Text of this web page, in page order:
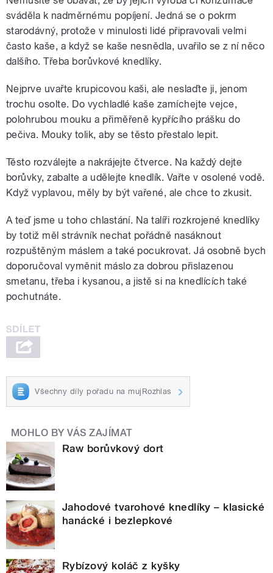
sváděla k nadměrnému popíjení. Jedná se o pokrm
starodávný, protože v minulosti lidé připravovali velmi
často kaše, a když se kaše nesnědla, uvařilo se z ní něco
dalšího. Třeba borůvkové knedlíky.
Nejprve uvařte krupicovou kaši, ale neslaďte ji, jenom
trochu osolte. Do vychladlé kaše zamíchejte vejce,
polohrubou mouku a přiměřeně kypřícího prášku do
pečiva. Mouky tolik, aby se těsto přestalo lepit.
Těsto rozválejte a nakrájejte čtverce. Na každý dejte
borůvky, zabalte a udělejte knedlík. Vařte v osolené vodě.
Když vyplavou, měly by být vařené, ale chce to zkusit.
A teď jsme u toho chlastání. Na talíři rozkrojené knedlíky
by totiž měl strávník nechat pořádně nasáknout
rozpuštěným máslem a také pocukrovat. Já osobně bych
doporučoval vyměnit máslo za dobrou přislazenou
smetanu, třeba i kysanou, a jistě si na knedlících také
pochutnáte.
Všechny díly pořadu na mujRozhlas
MOHLO BY VÁS ZAJÍMAT
Raw borůvkový dort
Jahodové tvarohové knedlíky – klasické
hanácké i bezlepkové
Rybízový koláč z kyšky